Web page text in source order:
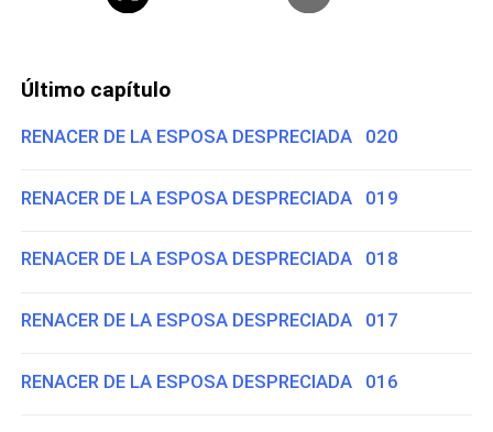
Último capítulo
RENACER DE LA ESPOSA DESPRECIADA 020
RENACER DE LA ESPOSA DESPRECIADA 019
RENACER DE LA ESPOSA DESPRECIADA 018
RENACER DE LA ESPOSA DESPRECIADA 017
RENACER DE LA ESPOSA DESPRECIADA 016